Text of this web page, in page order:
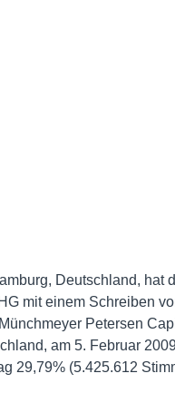
Deutschland, hat
mit einem Schreiben
Petersen
am 5. Februar
29,79% (5.425.612